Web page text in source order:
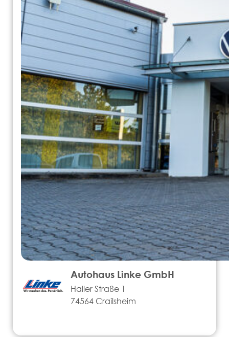
Autohaus Linke GmbH
Haller Straße 1
74564 Crailsheim